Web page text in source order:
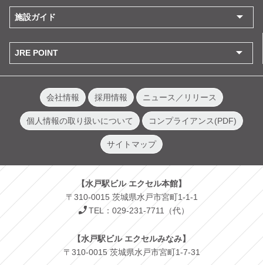
施設ガイド
JRE POINT
会社情報 採用情報 ニュース／リリース
個人情報の取り扱いについて コンプライアンス(PDF)
サイトマップ
【水戸駅ビル エクセル本館】
〒310-0015 茨城県水戸市宮町1-1-1
TEL：029-231-7711（代）
【水戸駅ビル エクセルみなみ】
〒310-0015 茨城県水戸市宮町1-7-31